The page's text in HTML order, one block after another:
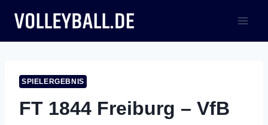
Inhalt
springen
SPIELERGEBNIS
FT 1844 Freiburg – VfB